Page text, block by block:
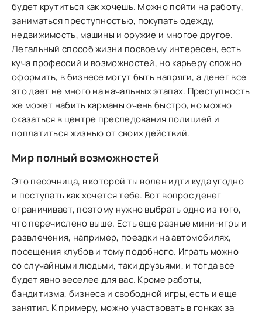
будет крутиться как хочешь. Можно пойти на работу,
заниматься преступностью, покупать одежду,
недвижимость, машины и оружие и многое другое.
Легальный способ жизни посвоему интересен, есть
куча профессий и возможностей, но карьеру сложно
оформить, в бизнесе могут быть напряги, а денег все
это дает не много на начальных этапах. Преступность
же может набить карманы очень быстро, но можно
оказаться в центре преследования полицией и
поплатиться жизнью от своих действий.
Мир полный возможностей
Это песочница, в которой ты волен идти куда угодно
и поступать как хочется тебе. Вот вопрос денег
ограничивает, поэтому нужно выбрать одно из того,
что перечислено выше. Есть еще разные мини-игры и
развлечения, например, поездки на автомобилях,
посещения клубов и тому подобного. Играть можно
со случайными людьми, таки друзьями, и тогда все
будет явно веселее для вас. Кроме работы,
бандитизма, бизнеса и свободной игры, есть и еще
занятия. К примеру, можно участвовать в гонках за